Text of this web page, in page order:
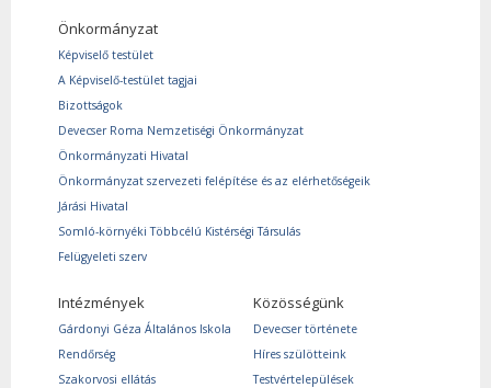
Önkormányzat
Képviselő testület
A Képviselő-testület tagjai
Bizottságok
Devecser Roma Nemzetiségi Önkormányzat
Önkormányzati Hivatal
Önkormányzat szervezeti felépítése és az elérhetőségeik
Járási Hivatal
Somló-környéki Többcélú Kistérségi Társulás
Felügyeleti szerv
Intézmények
Gárdonyi Géza Általános Iskola
Rendőrség
Szakorvosi ellátás
Közösségünk
Devecser története
Híres szülötteink
Testvértelepülések